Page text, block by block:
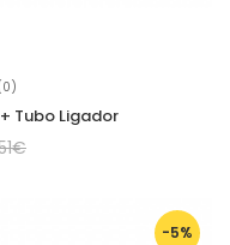
Tubo Ligador
-5%